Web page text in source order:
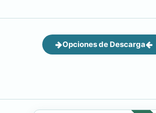
Opciones de Descarga